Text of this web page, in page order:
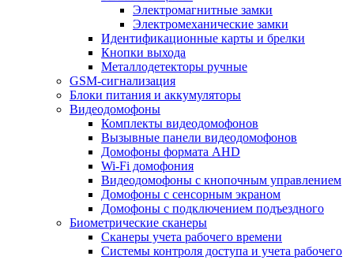
Электромагнитные замки
Электромеханические замки
Идентификационные карты и брелки
Кнопки выхода
Металлодетекторы ручные
GSM-сигнализация
Блоки питания и аккумуляторы
Видеодомофоны
Комплекты видеодомофонов
Вызывные панели видеодомофонов
Домофоны формата AHD
Wi-Fi домофония
Видеодомофоны с кнопочным управлением
Домофоны с сенсорным экраном
Домофоны с подключением подъездного
Биометрические сканеры
Сканеры учета рабочего времени
Системы контроля доступа и учета рабочего